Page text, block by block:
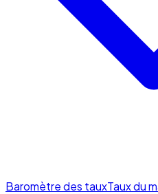
Baromètre des tauxTaux du